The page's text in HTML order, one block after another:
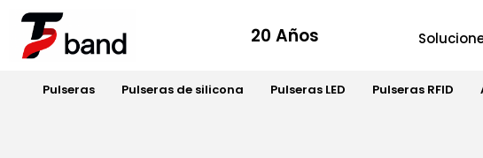
20 Años
Pulseras Pulseras de silicona Pulseras LED Pulseras RFID